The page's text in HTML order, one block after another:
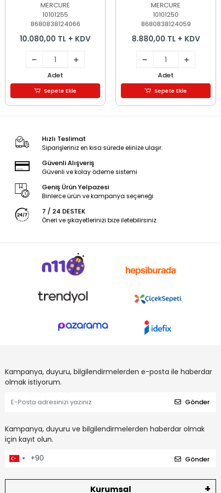
MERCURE
10101255
8680838124066
10.080,00 TL + KDV
Adet
Sepete Ekle
MERCURE
10101250
8680838124059
8.880,00 TL + KDV
Adet
Sepete Ekle
Hızlı Teslimat
Siparişleriniz en kısa sürede elinize ulaşır.
Güvenli Alışveriş
Güvenli ve kolay ödeme sistemi
Geniş Ürün Yelpazesi
Binlerce ürün ve kampanya seçeneği
7 / 24 DESTEK
Öneri ve şikayetlerinizi bize iletebilirsiniz.
Kampanya, duyuru, bilgilendirmelerden e-posta ile haberdar
olmak istiyorum.
Gönder
Kampanya, duyuru ve bilgilendirmelerden haberdar olmak
için kayıt olun.
Gönder
Kurumsal